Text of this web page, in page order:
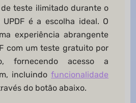
teste ilimitado durante o
é a escolha ideal. O
experiência abrangente
com um teste gratuito por
fornecendo acesso a
incluindofuncionalidade
do botão abaixo.